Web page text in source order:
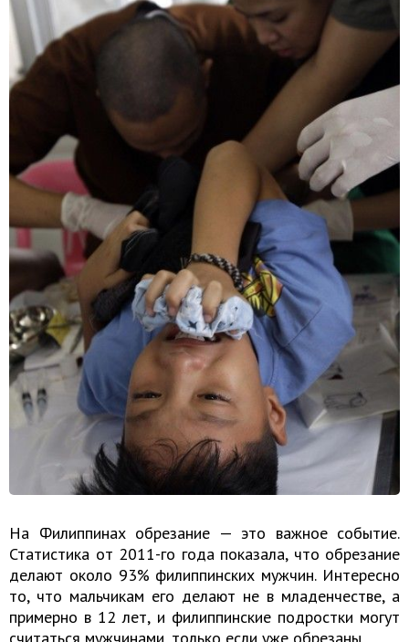
На Филиппинах обрезание — это важное событие.
Статистика от 2011-го года показала, что обрезание
делают около 93% филиппинских мужчин. Интересно
то, что мальчикам его делают не в младенчестве, а
примерно в 12 лет, и филиппинские подростки могут